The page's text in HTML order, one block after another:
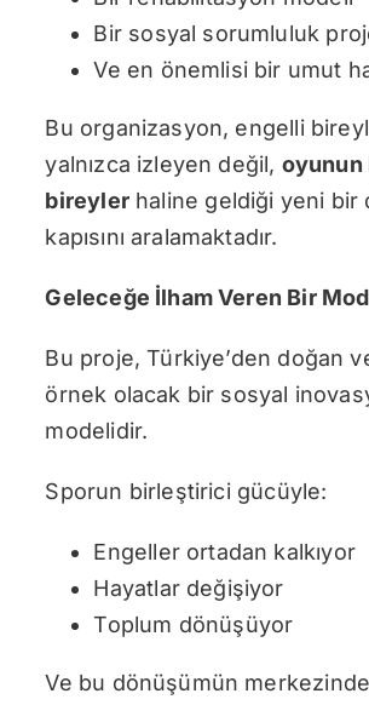
Bir sosyal sorumluluk
Ve en önemlisi bir umut
Bu organizasyon, engelli
yalnızca izleyen değil, oyunun
bireylerhaline geldiği yeni bir
kapısını aralamaktadır.
Geleceğe İlham Veren Bir
Bu proje, Türkiye’den doğan
örnek olacak bir sosyal
modelidir.
Sporun birleştirici gücüyle:
Engeller ortadan kalkıyor
Hayatlar değişiyor
Toplum dönüşüyor
Ve bu dönüşümün